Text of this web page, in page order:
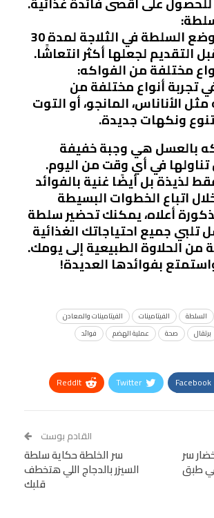
يمكنك وضع السلطة في الثلاجة لمدة 30
التقديم لجعلها أكثر انتعاشًا.
مختلفة من الفواكه:
في تجربة أنواع مختلفة من
الأناناس، المانجو، أو التوت
ونكهات جديدة.
بالعسل هي وجبة خفيفة
في أي وقت من اليوم.
لذيذة بل أيضًا غنية بالفوائد
اتباع الخطوات البسيطة
أعلاه، يمكنك تحضير سلطة
تلبي جميع احتياجاتك الغذائية
الحلاوة الطبيعية إلى يومك.
بفوائدها العديدة!
السلطة الفيتامينات
الفيتامينات والمعادن
برتقال صحة عملية الهضم
فوائد
Facebook
Twitter
ReddIt
VK
LINE
BlackBerry
Viber
سر
طبق
القادم بوست
سر الخلطة حكاية سلطة
السيزر بالدجاج اللي هتخطف
قلبك